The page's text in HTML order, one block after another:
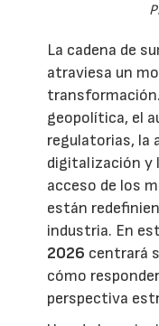
La cadena de
atraviesa un
geopolítica, el
regulatorias, la
digitalización y
acceso de los
están
industria. En
2026 centrará
cómo
perspectiva